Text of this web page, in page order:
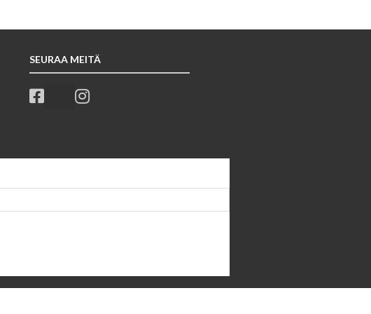
SEURAA MEITÄ